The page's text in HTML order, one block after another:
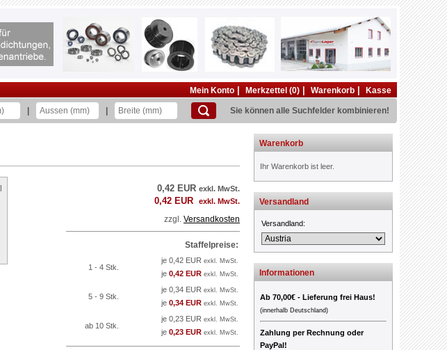
Mein Konto Merkzettel (0) Warenkorb Kasse
Sie können alle Suchfelder kombinieren!
0,42 EUR exkl. MwSt.
0,42 EUR exkl. MwSt.
zzgl. Versandkosten
Staffelpreise:
1 - 4 Stk.
je 0,42 EUR exkl. MwSt.
je 0,42 EUR exkl. MwSt.
5 - 9 Stk.
je 0,34 EUR exkl. MwSt.
je 0,34 EUR exkl. MwSt.
ab 10 Stk.
je 0,23 EUR exkl. MwSt.
je 0,23 EUR exkl. MwSt.
Warenkorb
Ihr Warenkorb ist leer.
Versandland
Versandland:
Informationen
Ab 70,00€ - Lieferung frei Haus!
(innerhalb Deutschland)
Zahlung per Rechnung oder
PayPal!